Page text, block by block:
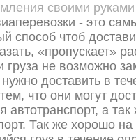
своими руками
- это
способ чтоб
«пропускает»
груза не возможно
доставить в
что они могут
автотранспорт, а так
Так же хорошо на